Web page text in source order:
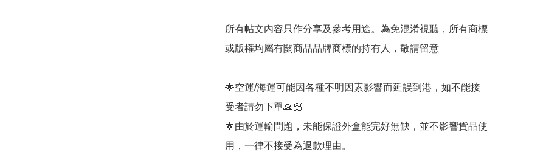
所有帖文內容只作分享及參考用途。為免混淆視聽，所有商標
或版權均屬有關商品品牌商標的持有人，敬請留意
🌟空運/海運可能因各種不明因素影響而延誤到港，如不能接
受者請勿下單🙏🏻
🌟由於運輸問題，未能保證外盒能完好無缺，並不影響貨品使
用，一律不接受為退款理由。